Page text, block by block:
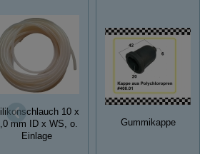
10 x
mm ID x WS, o.
Einlage
Gummikappe